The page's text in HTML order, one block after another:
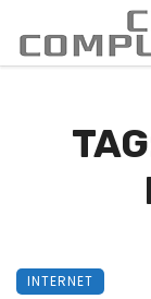
INTERNET